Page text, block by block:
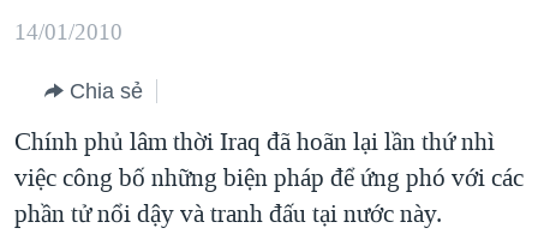
Tới
hướng
chính
"Tìm"
MỤC
TỰ DO BÁO CHÍ
VẠCH TRẦN TIN GIẢ
NGƯỜI VIỆT HẢI NGOẠI
CHUYÊN ĐỀ
CHIẾN TRANH THƯƠNG MẠI CỦA MỸ: QUÁ KHỨ VÀ HIỆN
TẠI
HỌC TIẾNG ANH
VIDEO
14/01/2010
Chia sẻ
Chính phủ lâm thời Iraq đã hoãn lại lần thứ nhì
việc công bố những biện pháp để ứng phó với các
phần tử nổi dậy và tranh đấu tại nước này.